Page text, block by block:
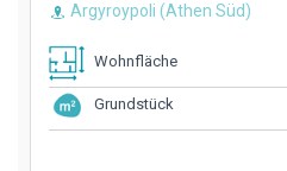
Argyroypoli (Athen Süd)
Wohnfläche
Grundstück